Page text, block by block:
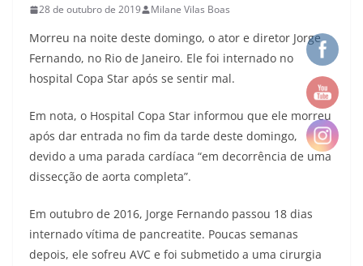
28 de outubro de 2019 Milane Vilas Boas
Morreu na noite deste domingo, o ator e diretor Jorge
Fernando, no Rio de Janeiro. Ele foi internado no
hospital Copa Star após se sentir mal.
Em nota, o Hospital Copa Star informou que ele morreu
após dar entrada no fim da tarde deste domingo,
devido a uma parada cardíaca “em decorrência de uma
dissecção de aorta completa”.
Em outubro de 2016, Jorge Fernando passou 18 dias
internado vítima de pancreatite. Poucas semanas
depois, ele sofreu AVC e foi submetido a uma cirurgia